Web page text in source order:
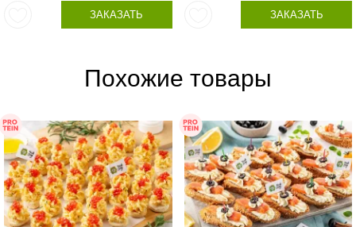
ЗАКАЗАТЬ ЗАКАЗАТЬ
Похожие товары